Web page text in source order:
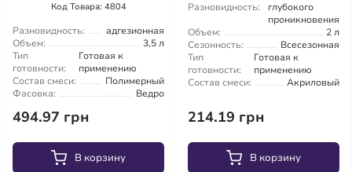
Код Товара: 4804
Разновидность:
адгезионная
Объем:
3,5 л
Тип
готовности:
Готовая к
применению
Состав смеси:
Полимерный
Фасовка:
Ведро
494.97 грн
В корзину
Разновидность:
глубокого
проникновения
Объем:
2 л
Сезонность:
Всесезонная
Тип
готовности:
Готовая к
применению
Состав смеси:
Акриловый
214.19 грн
В корзину